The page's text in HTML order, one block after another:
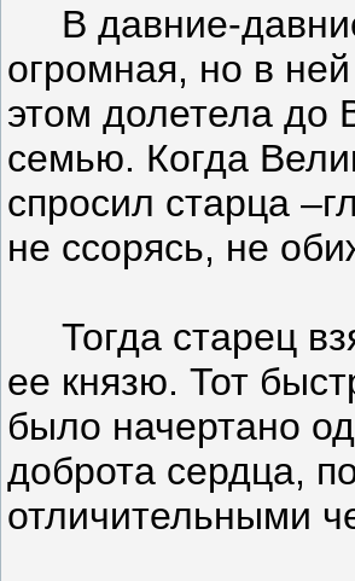
В давние-
огромная, но в
этом долетела до
семью. Когда
спросил старца
не ссорясь, не
Тогда старец
ее князю. Тот
было начертано
доброта сердца,
отличительными